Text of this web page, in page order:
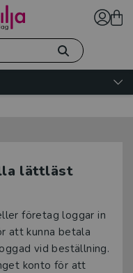
lättläst
företag loggar in
att kunna betala
vid beställning.
konto för att